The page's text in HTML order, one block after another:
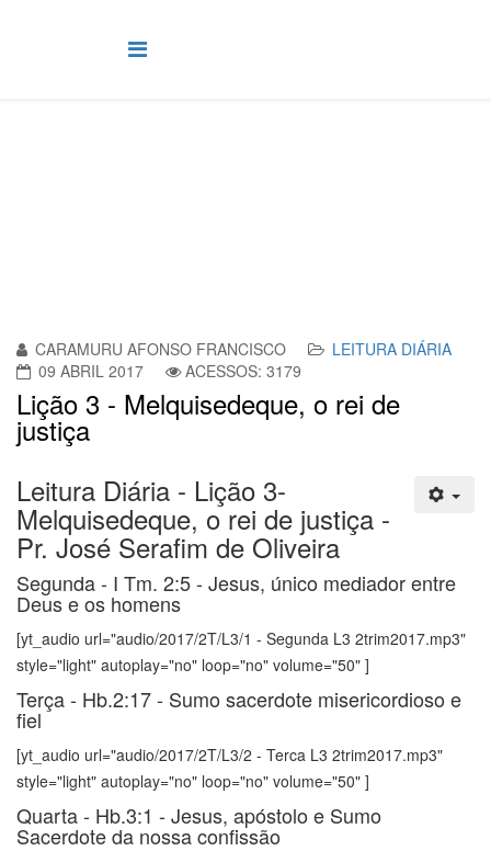
CARAMURU AFONSO FRANCISCO
LEITURA DIÁRIA
09 ABRIL 2017
ACESSOS: 3179
Lição 3 - Melquisedeque, o rei de
justiça
Leitura Diária - Lição 3-
Melquisedeque, o rei de justiça -
Pr. José Serafim de Oliveira
Segunda - I Tm. 2:5 - Jesus, único mediador entre
Deus e os homens
[yt_audio url="audio/2017/2T/L3/1 - Segunda L3 2trim2017.mp3"
style="light" autoplay="no" loop="no" volume="50" ]
Terça - Hb.2:17 - Sumo sacerdote misericordioso e
fiel
[yt_audio url="audio/2017/2T/L3/2 - Terca L3 2trim2017.mp3"
style="light" autoplay="no" loop="no" volume="50" ]
Quarta - Hb.3:1 - Jesus, apóstolo e Sumo
Sacerdote da nossa confissão